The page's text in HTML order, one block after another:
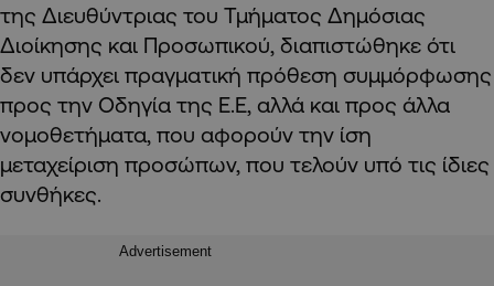
της Διευθύντριας του Τμήματος Δημόσιας
Διοίκησης και Προσωπικού, διαπιστώθηκε ότι
δεν υπάρχει πραγματική πρόθεση συμμόρφωσης
προς την Οδηγία της Ε.Ε, αλλά και προς άλλα
νομοθετήματα, που αφορούν την ίση
μεταχείριση προσώπων, που τελούν υπό τις ίδιες
συνθήκες.
Advertisement